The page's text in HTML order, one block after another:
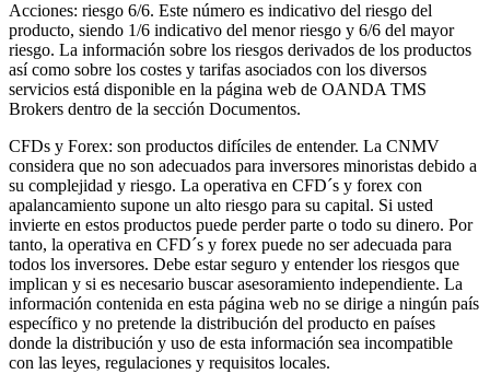
Acciones: riesgo 6/6. Este número es indicativo del riesgo del
producto, siendo 1/6 indicativo del menor riesgo y 6/6 del mayor
riesgo. La información sobre los riesgos derivados de los productos
así como sobre los costes y tarifas asociados con los diversos
servicios está disponible en la página web de OANDA TMS
Brokers dentro de la sección Documentos.
CFDs y Forex: son productos difíciles de entender. La CNMV
considera que no son adecuados para inversores minoristas debido a
su complejidad y riesgo. La operativa en CFD´s y forex con
apalancamiento supone un alto riesgo para su capital. Si usted
invierte en estos productos puede perder parte o todo su dinero. Por
tanto, la operativa en CFD´s y forex puede no ser adecuada para
todos los inversores. Debe estar seguro y entender los riesgos que
implican y si es necesario buscar asesoramiento independiente. La
información contenida en esta página web no se dirige a ningún país
específico y no pretende la distribución del producto en países
donde la distribución y uso de esta información sea incompatible
con las leyes, regulaciones y requisitos locales.